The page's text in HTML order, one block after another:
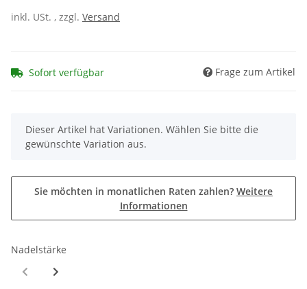
inkl. USt. , zzgl. Versand
Sofort verfügbar Frage zum Artikel
x
Dieser Artikel hat Variationen. Wählen Sie bitte die
gewünschte Variation aus.
Sie möchten in monatlichen Raten zahlen? Weitere
Informationen
Nadelstärke